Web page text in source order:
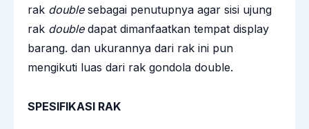
rak doublesebagai penutupnya agar sisi ujung
rak doubledapat dimanfaatkan tempat display
barang. dan ukurannya dari rak ini pun
mengikuti luas dari rak gondola double.
SPESIFIKASI RAK